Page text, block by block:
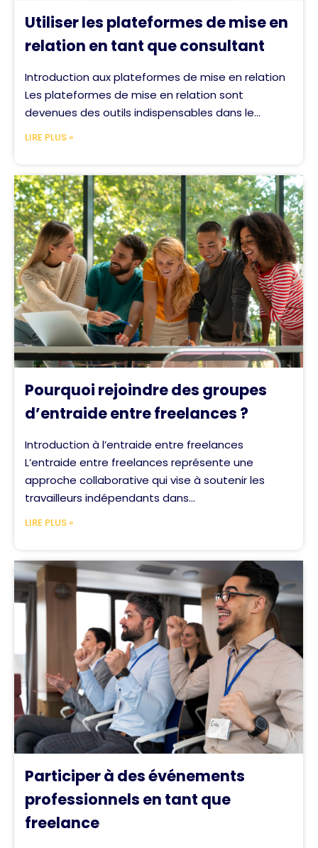
Utiliser les plateformes de mise en
relation en tant que consultant
Introduction aux plateformes de mise en relation
Les plateformes de mise en relation sont
devenues des outils indispensables dans le...
LIRE PLUS »
Pourquoi rejoindre des groupes
d’entraide entre freelances ?
Introduction à l’entraide entre freelances
L’entraide entre freelances représente une
approche collaborative qui vise à soutenir les
travailleurs indépendants dans...
LIRE PLUS »
Participer à des événements
professionnels en tant que
freelance